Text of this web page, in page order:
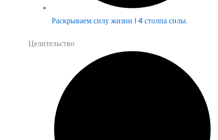
Раскрываем силу жизни | 4 столпа силы.
Целительство